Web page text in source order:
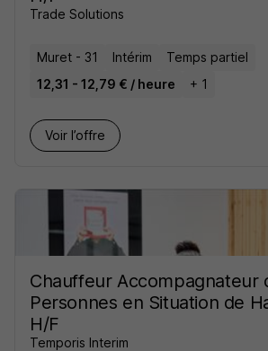
Trade Solutions
Muret - 31 Intérim
Temps partiel
12,31 - 12,79 € / heure
+ 1
Voir l’offre
Chauffeur Accompagnateur
Personnes en Situation de
H/F
Temporis Interim